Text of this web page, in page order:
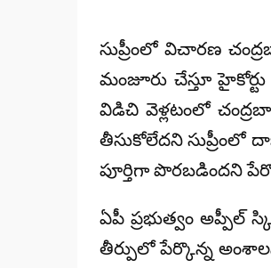
సుప్రీంలో విచారణ
మంజూరు చేస్తూ
విడిచి వెళ్లటంలో
తీసుకోలేదని సుప్రీంలో
పూర్తిగా పొరబడిందని
ఏపీ ప్రభుత్వం అప్పీల్
తీర్పులో పేర్కొన్న